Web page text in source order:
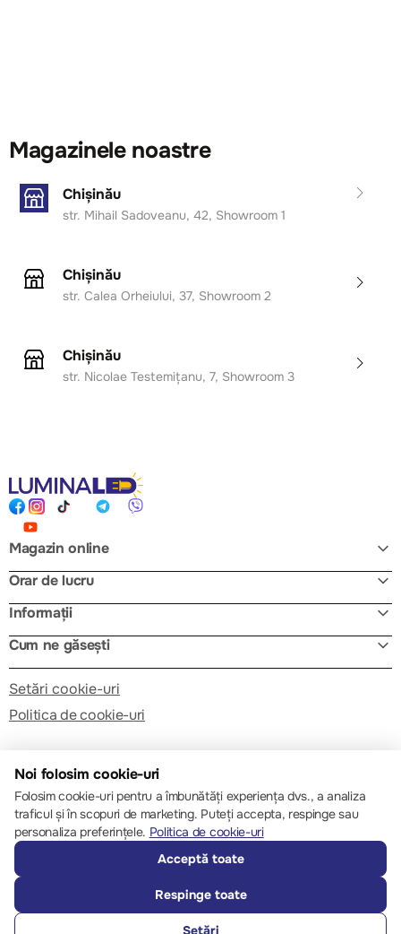
Magazinele noastre
Chișinău
str. Mihail Sadoveanu, 42, Showroom 1
Chișinău
str. Calea Orheiului, 37, Showroom 2
Chișinău
str. Nicolae Testemițanu, 7, Showroom 3
Magazin online
Orar de lucru
Informații
Cum ne găsești
Setări cookie-uri
Politica de cookie-uri
© 2013 – 2026 ECOM
Noi folosim cookie-uri
Folosim cookie-uri pentru a îmbunătăți experiența dvs., a analiza
traficul și în scopuri de marketing. Puteți accepta, respinge sau
personaliza preferințele. Politica de cookie-uri
Acceptă toate
Respinge toate
Setări